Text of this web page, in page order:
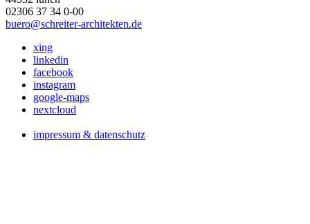
02306 37 34 0-00
buero@schreiter-architekten.de
xing
linkedin
facebook
instagram
google-maps
nextcloud
impressum & datenschutz